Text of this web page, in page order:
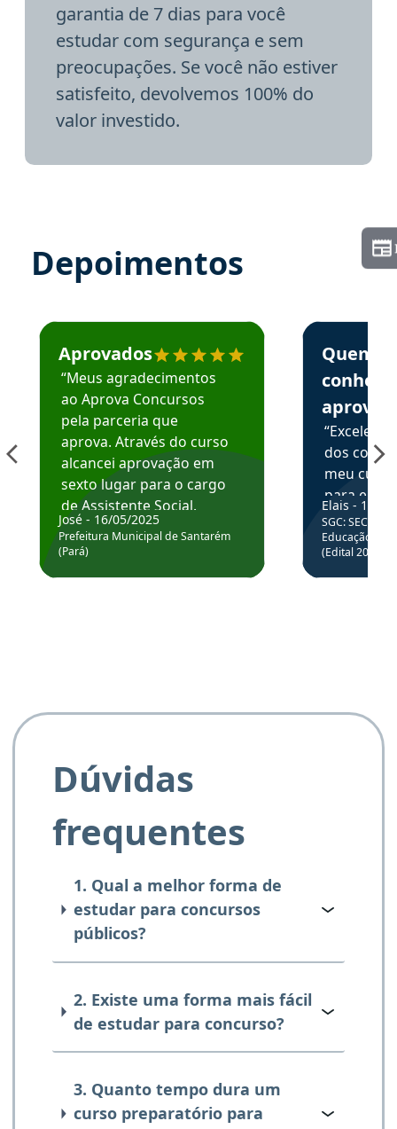
garantia de 7 dias para você
estudar com segurança e sem
preocupações. Se você não estiver
satisfeito, devolvemos 100% do
valor investido.
Depoimentos
Estudante José recomenda o Aprova Concursos em
Aprovados
“Meus agradecimentos
ao Aprova Concursos
pela parceria que
aprova. Através do curso
alcancei aprovação em
sexto lugar para o cargo
de Assistente Social.
Hoje estou atuando na
Prefeitura de Santarém.
José - 16/05/2025
Prefeitura Municipal de Santarém
(Pará)
Estudante
Quem
aprova
dos
meu
para
colocar
através
de
Elais - 15/
SGC: SEC BA
Educação
(Edital
Dúvidas
frequentes
1. Qual a melhor forma de
estudar para concursos
públicos?
2. Existe uma forma mais fácil
de estudar para concurso?
3. Quanto tempo dura um
curso preparatório para